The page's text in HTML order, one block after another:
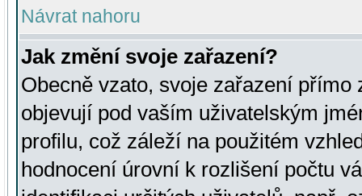
Návrat nahoru
Jak změní svoje zařazení?
Obecně vzato, svoje zařazení přímo
objevují pod vaším uživatelským
profilu, což záleží na použitém
hodnocení úrovní k rozlišení počtu